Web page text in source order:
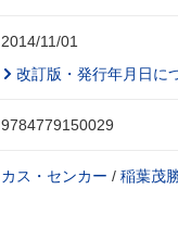
2014/11/01
改訂版・発行年月日に
9784779150029
カス・センカー / 稲葉茂